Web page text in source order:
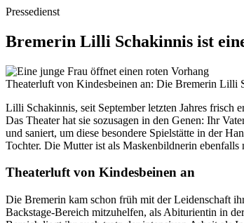
Pressedienst
Bremerin Lilli Schakinnis ist
Theaterluft von Kindesbeinen an: Die Bremerin Lilli
Lilli Schakinnis, seit September letzten Jahres frisch
Das Theater hat sie sozusagen in den Genen: Ihr
und saniert, um diese besondere Spielstätte in der
Tochter. Die Mutter ist als Maskenbildnerin
Theaterluft von Kindesbeinen an
Die Bremerin kam schon früh mit der Leidenschaft
Backstage-Bereich mitzuhelfen, als Abiturientin in